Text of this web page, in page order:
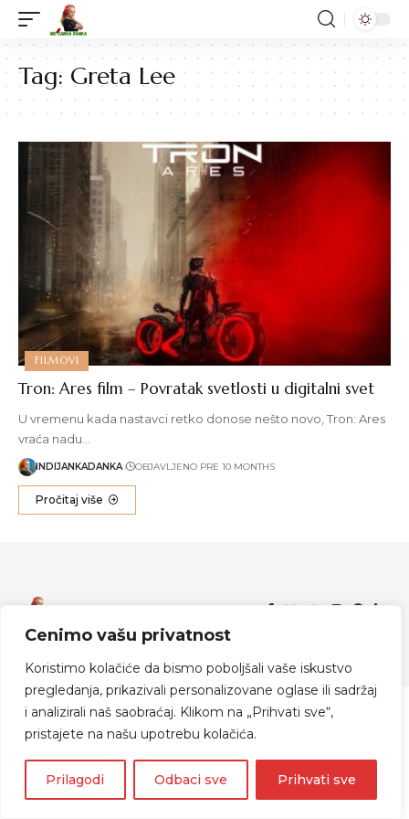
Cenimo vašu privatnost
Koristimo kolačiće da bismo poboljšali vaše iskustvo
pregledanja, prikazivali personalizovane oglase ili sadržaj
i analizirali naš saobraćaj. Klikom na „Prihvati sve“,
pristajete na našu upotrebu kolačića.
Prilagodi Odbaci sve Prihvati sve
Tag: Greta Lee
FILMOVI
Tron: Ares film – Povratak svetlosti u digitalni svet
U vremenu kada nastavci retko donose nešto novo, Tron: Ares
vraća nadu…
INDIJANKADANKA OBJAVLJENO PRE 10 MONTHS
Pročitaj više
© 2024 Indijanka Danka